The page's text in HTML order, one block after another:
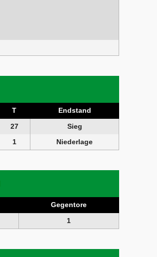
T
Endstand
27
Sieg
1 Niederlage
Gegentore
1